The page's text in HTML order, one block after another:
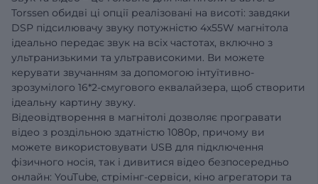
Torssen обидві ці опції реалізовані на висоті: завдяки
DSP підсилювачу звуку потужністю 4х55W магнітола
ідеально передає звук на всіх частотах, включно з
ультранизькими та ультрависокими. Ви можете
керувати звучанням за допомогою інтуїтивно-
зрозумілого 16*2-смугового еквалайзера, щоб створити
ідеальну картину звуку.
Відеовідтворення в магнітолі дозволяє програвати
відео з роздільною здатністю 1080р, причому ви
можете використовувати USB для підключення
фізичного носія, так і дивитися відео безпосередньо
онлайн: YouTube, стрімінг-сервіси, кіно агрегатори та